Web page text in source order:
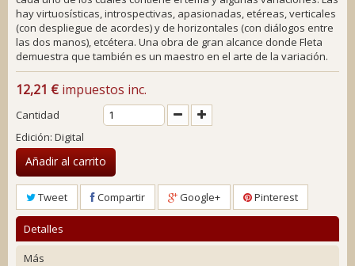
hay virtuosísticas, introspectivas, apasionadas, etéreas, verticales
(con despliegue de acordes) y de horizontales (con diálogos entre
las dos manos), etcétera. Una obra de gran alcance donde Fleta
demuestra que también es un maestro en el arte de la variación.
12,21 € impuestos inc.
Cantidad
Edición: Digital
Añadir al carrito
Tweet Compartir Google+ Pinterest
Detalles
Más